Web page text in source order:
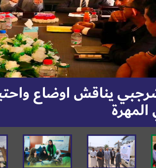
يدشن مشروع تسليم
بالمهرة بدعم دولي